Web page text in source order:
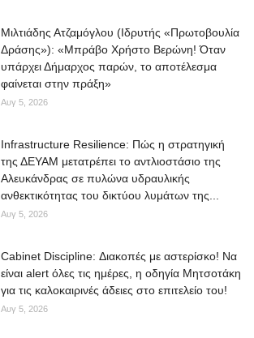
Μιλτιάδης Ατζαμόγλου (Ιδρυτής «Πρωτοβουλία
Δράσης»): «Μπράβο Χρήστο Βερώνη! Όταν
υπάρχει Δήμαρχος παρών, το αποτέλεσμα
φαίνεται στην πράξη»
Αυγ 5, 2026
Infrastructure Resilience: Πώς η στρατηγική
της ΔΕΥΑΜ μετατρέπει το αντλιοστάσιο της
Αλευκάνδρας σε πυλώνα υδραυλικής
ανθεκτικότητας του δικτύου λυμάτων της...
Αυγ 5, 2026
Cabinet Discipline: Διακοπές με αστερίσκο! Να
είναι alert όλες τις ημέρες, η οδηγία Μητσοτάκη
για τις καλοκαιρινές άδειες στο επιτελείο του!
Αυγ 5, 2026